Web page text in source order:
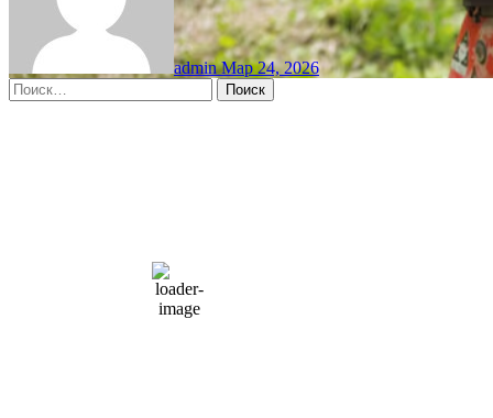
adminМар 24, 2026
Найти:
66 %
1004 мб
10 mph